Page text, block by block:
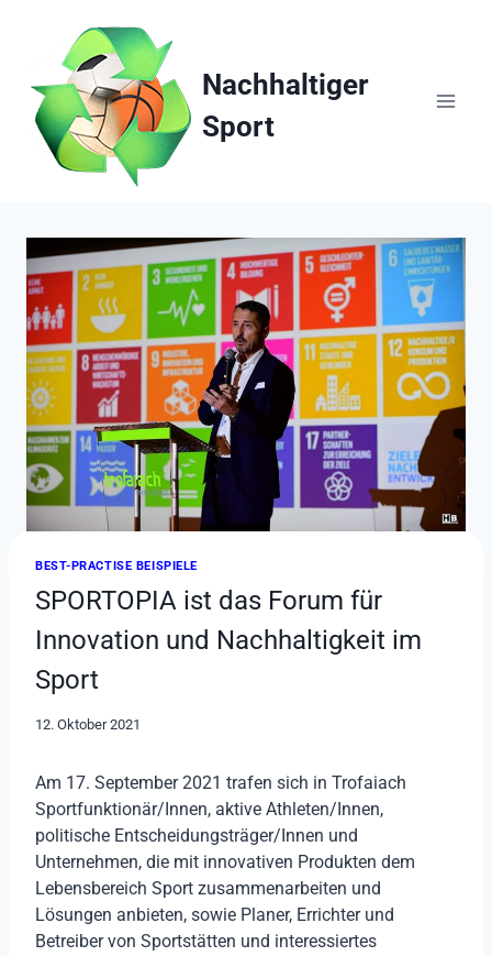
springen
Nachhaltiger
Sport
BEST-PRACTISE BEISPIELE
SPORTOPIA ist das Forum für
Innovation und Nachhaltigkeit im
Sport
12. Oktober 2021
Am 17. September 2021 trafen sich in Trofaiach
Sportfunktionär/Innen, aktive Athleten/Innen,
politische Entscheidungsträger/Innen und
Unternehmen, die mit innovativen Produkten dem
Lebensbereich Sport zusammenarbeiten und
Lösungen anbieten, sowie Planer, Errichter und
Betreiber von Sportstätten und interessiertes